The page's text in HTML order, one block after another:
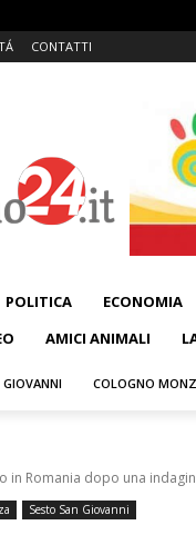
CONTATTI
POLITICA ECONOMIA
AMICI ANIMALI
COLOGNO
in Romania dopo una
Sesto San Giovanni